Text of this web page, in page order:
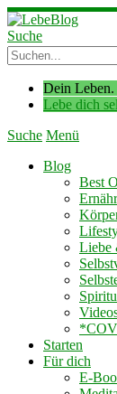
Suche
Dein
Lebe dich
Suche Menü
Blog
Best
Liebe
Starten
Für dich
E-